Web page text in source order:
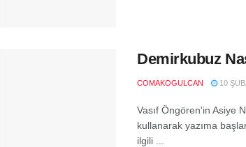
Demirkubuz
COMAKOGULCAN 10
Vasıf Öngören'in Asiye
kullanarak yazıma
ilgili ...